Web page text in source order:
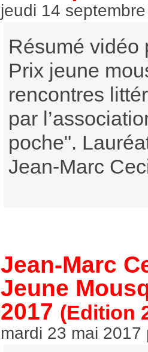
jeudi 14
Résumé vidéo
Prix jeune
rencontres
par
poche".
Jean-Marc
Jean-Marc
Jeune
2017 (Edition
mardi 23 mai 2017